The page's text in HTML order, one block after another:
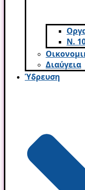
Ν.
Διαύγεια
Ύδρευση